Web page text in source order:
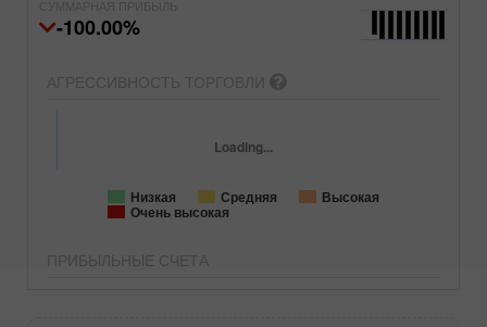
-100.00%
Низкая Средняя
Высокая
Очень высокая
Loading...